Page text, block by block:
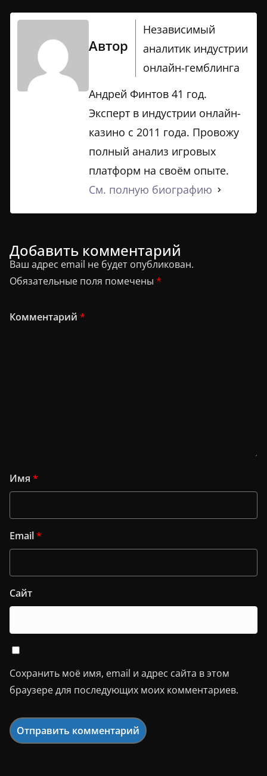
Автор
Независимый
аналитик индустрии
онлайн-гемблинга
Андрей Финтов 41 год.
Эксперт в индустрии онлайн-
казино с 2011 года. Провожу
полный анализ игровых
платформ на своём опыте.
См. полную биографию
Добавить комментарий
Ваш адрес email не будет опубликован.
Обязательные поля помечены *
Комментарий *
Имя *
Email*
Сайт
Сохранить моё имя, email и адрес сайта в этом
браузере для последующих моих комментариев.